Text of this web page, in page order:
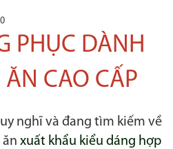
PHỤC DÀNH
ĂN CAO CẤP
nghĩ và đang tìm kiếm về
xuất khẩu kiểu dáng hợp